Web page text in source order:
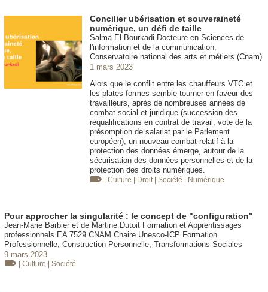
Concilier ubérisation et souveraineté
numérique, un défi de taille
Salma El Bourkadi Docteure en Sciences de
l'information et de la communication,
Conservatoire national des arts et métiers (Cnam)
1 mars 2023
Alors que le conflit entre les chauffeurs VTC et
les plates-formes semble tourner en faveur des
travailleurs, après de nombreuses années de
combat social et juridique (succession des
requalifications en contrat de travail, vote de la
présomption de salariat par le Parlement
européen), un nouveau combat relatif à la
protection des données émerge, autour de la
sécurisation des données personnelles et de la
protection des droits numériques.
| Culture | Droit | Société | Numérique
Pour approcher la singularité : le concept de "configuration"
Jean-Marie Barbier et de Martine Dutoit Formation et Apprentissages
professionnels EA 7529 CNAM Chaire Unesco-ICP Formation
Professionnelle, Construction Personnelle, Transformations Sociales
9 mars 2023
| Culture | Société